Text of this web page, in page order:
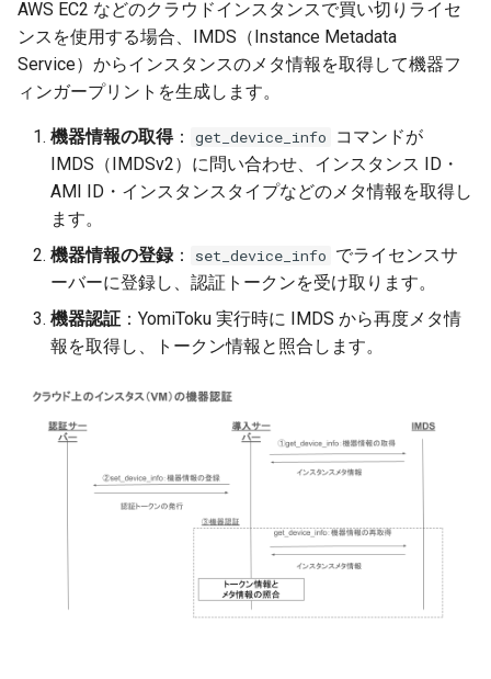
AWS EC2 などのクラウドインスタンスで買い切りライセ
ンスを使用する場合、IMDS（Instance Metadata
Service）からインスタンスのメタ情報を取得して機器フ
ィンガープリントを生成します。
機器情報の取得： get_device_info
コマンドが
IMDS（IMDSv2）に問い合わせ、インスタンス ID・
AMI ID・インスタンスタイプなどのメタ情報を取得し
ます。
機器情報の登録： set_device_info でライセンスサ
ーバーに登録し、認証トークンを受け取ります。
機器認証 ：YomiToku 実行時に IMDS から再度メタ情
報を取得し、トークン情報と照合します。